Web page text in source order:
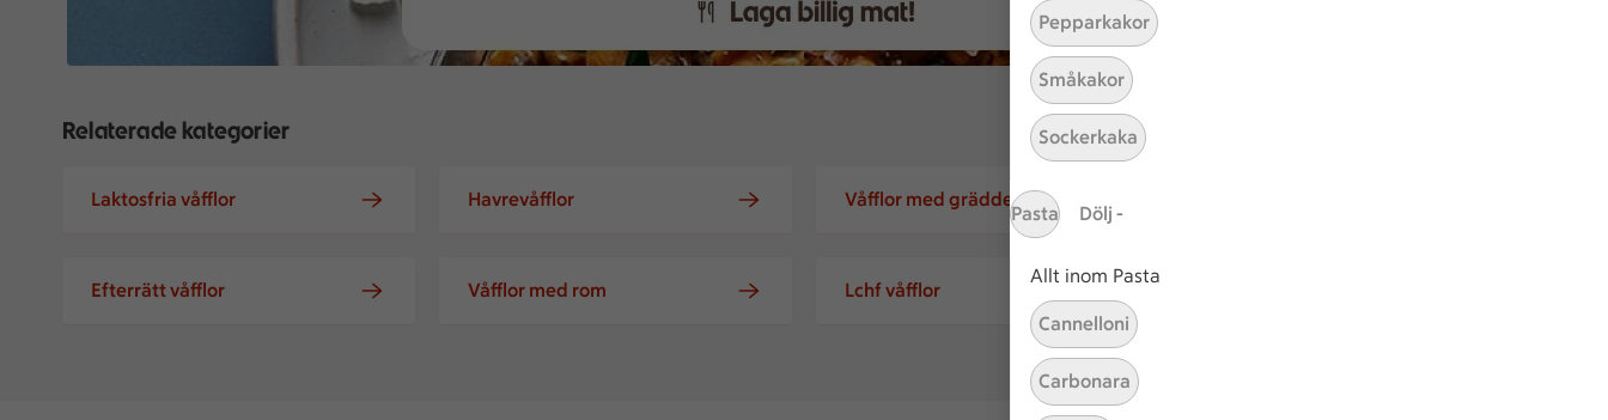
Pepparkakor
Småkakor
Sockerkaka
Pasta Dölj -
Allt inom Pasta
Cannelloni
Carbonara
Relaterade kategorier
Laktosfria våfflor Havrevåfflor Våfflor med grädde
Efterrätt våfflor Våfflor med rom Lchf våfflor